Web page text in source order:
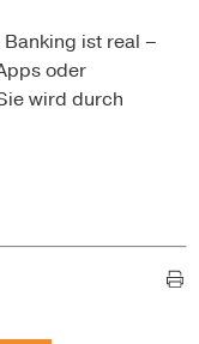
ist real –
oder
wird durch